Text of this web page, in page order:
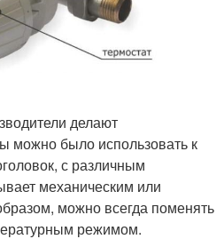
делают
можно было использовать к
с различным
механическим или
можно всегда поменять
режимом.